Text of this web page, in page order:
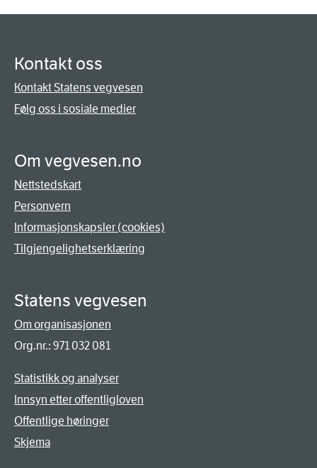
Kontakt oss
Kontakt Statens vegvesen
Følg oss i sosiale medier
Om vegvesen.no
Nettstedskart
Personvern
Informasjonskapsler (cookies)
Tilgjengelighetserklæring
Statens vegvesen
Om organisasjonen
Org.nr.: 971 032 081
Statistikk og analyser
Innsyn etter offentligloven
Offentlige høringer
Skjema